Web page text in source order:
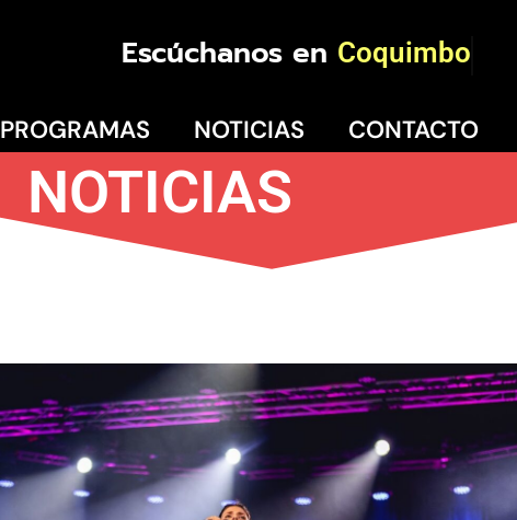
Escúchanos en Coquimbo
PROGRAMAS NOTICIAS CONTACTO
NOTICIAS